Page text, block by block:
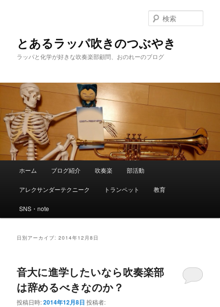
とあるラッパ吹きのつぶやき
ラッパと化学が好きな吹奏楽部顧問、おのれーのブログ
索
ュ
メ
イ
ン
コ
テ
ン
サ
ブ
コ
ン
ン
ツ
ホーム ブログ紹介 吹奏楽 部活動
アレクサンダーテクニーク トランペット 教育
SNS・note
日別アーカイブ:2014年12月8日
音大に進学したいなら吹奏楽部
は辞めるべきなのか？
投稿日時:2014年12月8日 投稿者: